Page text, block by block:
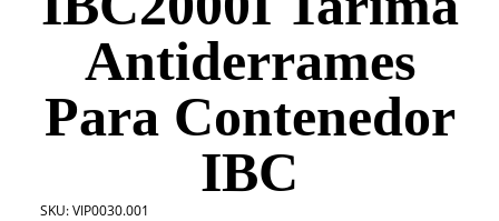
Antiderrames
Para Contenedor
IBC
SKU:VIP0030.001